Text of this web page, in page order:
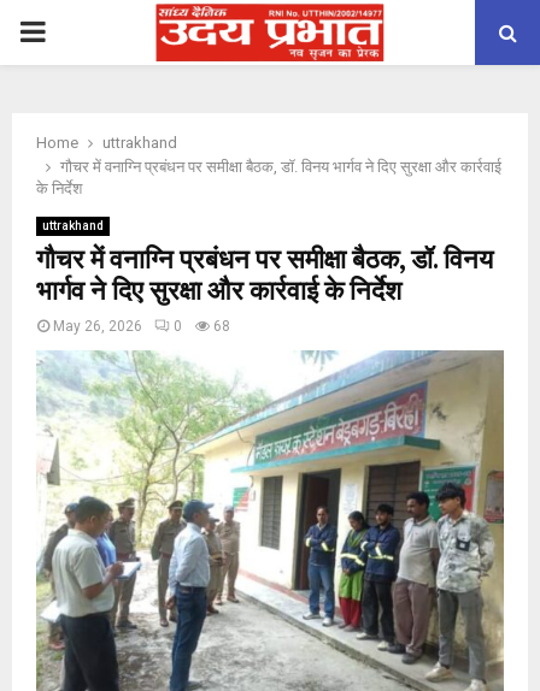
PRIMARY
Home
uttrakhand
गौचर में वनाग्नि प्रबंधन पर समीक्षा बैठक, डॉ. विनय भार्गव ने दिए सुरक्षा और कार्रवाई
के निर्देश
uttrakhand
गौचर में वनाग्नि प्रबंधन पर समीक्षा बैठक, डॉ. विनय
भार्गव ने दिए सुरक्षा और कार्रवाई के निर्देश
May 26, 2026 0 68